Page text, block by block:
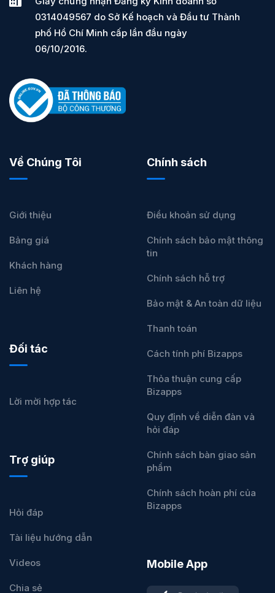
0314049567 do Sở Kế hoạch và Đầu tư Thành
phố Hồ Chí Minh cấp lần đầu ngày
06/10/2016.
Về Chúng Tôi
Giới thiệu
Bảng giá
Khách hàng
Liên hệ
Đối tác
Lời mời hợp tác
Trợ giúp
Hỏi đáp
Tài liệu hướng dẫn
Videos
Chia sẻ
Chính sách
Điều khoản sử dụng
Chính sách bảo mật thông
tin
Chính sách hỗ trợ
Bảo mật & An toàn dữ liệu
Thanh toán
Cách tính phí Bizapps
Thỏa thuận cung cấp
Bizapps
Quy định về diễn đàn và
hỏi đáp
Chính sách bàn giao sản
phẩm
Chính sách hoàn phí của
Bizapps
Mobile App